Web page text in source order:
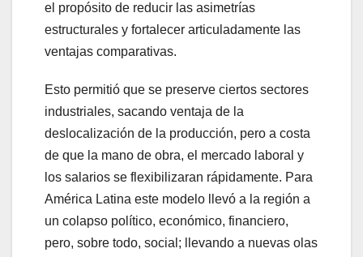
el propósito de reducir las asimetrías
estructurales y fortalecer articuladamente las
ventajas comparativas.
Esto permitió que se preserve ciertos sectores
industriales, sacando ventaja de la
deslocalización de la producción, pero a costa
de que la mano de obra, el mercado laboral y
los salarios se flexibilizaran rápidamente. Para
América Latina este modelo llevó a la región a
un colapso político, económico, financiero,
pero, sobre todo, social; llevando a nuevas olas